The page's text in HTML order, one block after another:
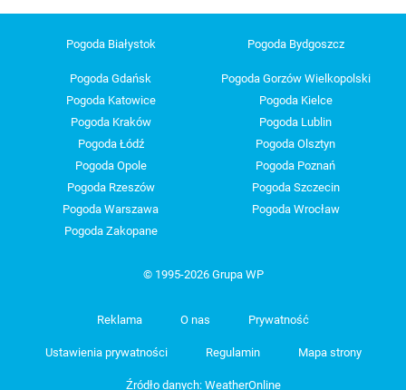
Pogoda Białystok Pogoda Bydgoszcz
Pogoda Gdańsk
Pogoda Gorzów Wielkopolski
Pogoda Katowice
Pogoda Kielce
Pogoda Kraków
Pogoda Lublin
Pogoda Łódź
Pogoda Olsztyn
Pogoda Opole
Pogoda Poznań
Pogoda Rzeszów
Pogoda Szczecin
Pogoda Warszawa
Pogoda Wrocław
Pogoda Zakopane
© 1995-2026 Grupa WP
Reklama O nas Prywatność
Ustawienia prywatności Regulamin Mapa strony
Źródło danych: WeatherOnline